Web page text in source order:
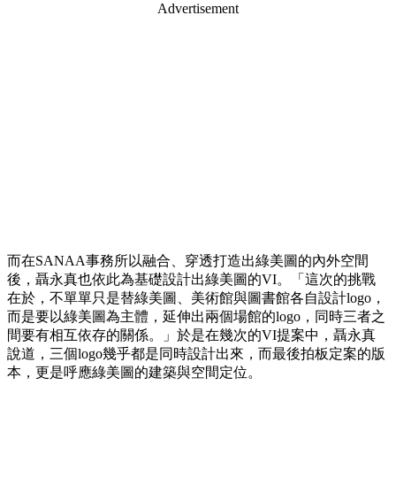
Advertisement
而在SANAA事務所以融合、穿透打造出綠美圖的內外空間
後，聶永真也依此為基礎設計出綠美圖的VI。「這次的挑戰
在於，不單單只是替綠美圖、美術館與圖書館各自設計logo，
而是要以綠美圖為主體，延伸出兩個場館的logo，同時三者之
間要有相互依存的關係。」於是在幾次的VI提案中，聶永真
說道，三個logo幾乎都是同時設計出來，而最後拍板定案的版
本，更是呼應綠美圖的建築與空間定位。